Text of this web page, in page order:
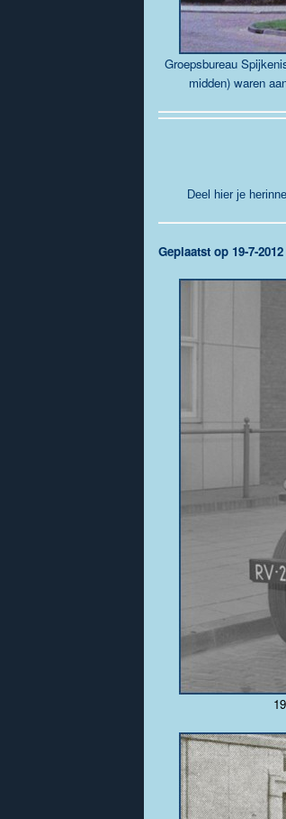
Groepsbureau
midden) waren
Deel hier je
Geplaatst op 19-7-2012